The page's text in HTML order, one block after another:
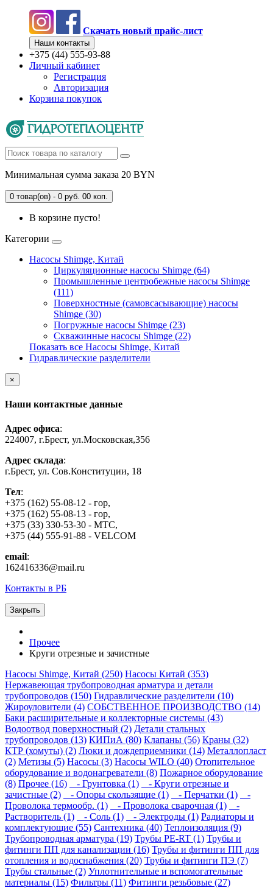
Скачать новый прайс-лист
Наши контакты
+375 (44) 555-93-88
Личный кабинет
Регистрация
Авторизация
Корзина покупок
Минимальная сумма заказа 20 BYN
0 товар(ов) - 0 руб. 00 коп.
В корзине пусто!
Категории
Насосы Shimge, Китай
Циркуляционные насосы Shimge (64)
Промышленные центробежные насосы Shimge
(111)
Поверхностные (самовсасывающие) насосы
Shimge (30)
Погружные насосы Shimge (23)
Скважинные насосы Shimge (22)
Показать все Насосы Shimge, Китай
Гидравлические разделители
×
Наши контактные данные
Адрес офиса:
224007, г.Брест, ул.Московская,356
Адрес склада:
г.Брест, ул. Сов.Конституции, 18
Тел:
+375 (162) 55-08-12 - гор,
+375 (162) 55-08-13 - гор,
+375 (33) 330-53-30 - МТС,
+375 (44) 555-91-88 - VELCOM
email:
162416336@mail.ru
Контакты в РБ
Закрыть
Прочее
Круги отрезные и зачистные
Насосы Shimge, Китай (250) Насосы Китай (353)
Нержавеющая трубопроводная арматура и детали
трубопроводов (150) Гидравлические разделители (10)
Жироуловители (4) СОБСТВЕННОЕ ПРОИЗВОДСТВО (14)
Баки расширительные и коллекторные системы (43)
Водоотвод поверхностный (2) Детали стальных
трубопроводов (13) КИПиА (80) Клапаны (56) Краны (32)
КТР (хомуты) (2) Люки и дождеприемники (14) Металлопласт
(2) Метизы (5) Насосы (3) Насосы WILO (40) Отопительное
оборудование и водонагреватели (8) Пожарное оборудование
(8) Прочее (16) - Грунтовка (1)
- Круги отрезные и
зачистные (2)
- Опоры скользящие (1) - Перчатки (1)
-
Проволока термообр. (1)
- Проволока сварочная (1)
-
Растворитель (1)
- Соль (1) - Электроды (1) Радиаторы и
комплектующие (55) Сантехника (40) Теплоизоляция (9)
Трубопроводная арматура (19) Трубы PE-RT (1) Трубы и
фитинги ПП для канализации (16) Трубы и фитинги ПП для
отопления и водоснабжения (20) Трубы и фитинги ПЭ (7)
Трубы стальные (2) Уплотнительные и вспомогательные
материалы (15) Фильтры (11) Фитинги резьбовые (27)